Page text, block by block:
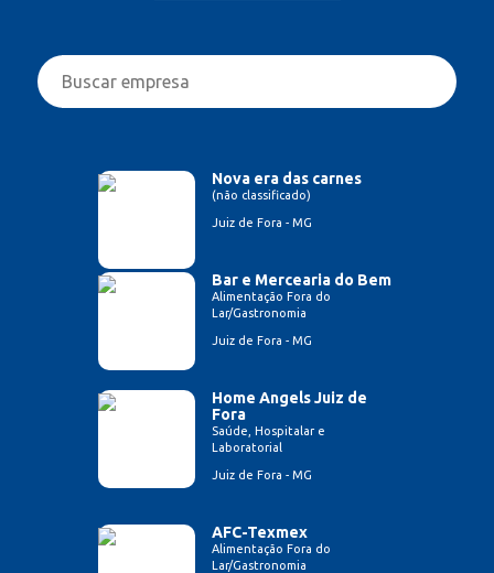
Nova era das carnes
(não classificado)
Juiz de Fora - MG
Bar e Mercearia do Bem
Alimentação Fora do
Lar/Gastronomia
Juiz de Fora - MG
Home Angels Juiz de
Fora
Saúde, Hospitalar e
Laboratorial
Juiz de Fora - MG
AFC-Texmex
Alimentação Fora do
Lar/Gastronomia